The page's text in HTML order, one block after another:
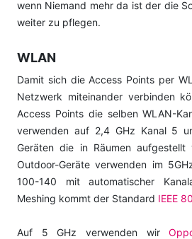
wenn Niemand mehr da ist der die
weiter zu pflegen.
WLAN
Damit sich die Access Points per
Netzwerk miteinander verbinden
Access Points die selben WLAN-
verwenden auf 2,4 GHz Kanal 5
Geräten die in Räumen aufgestellt
Outdoor-Geräte verwenden im
100-140 mit automatischer
Meshing kommt der Standard IEEE
Auf 5 GHz verwenden wir